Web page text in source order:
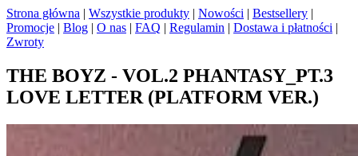
Strona główna | Wszystkie produkty | Nowości | Bestsellery |
Promocje | Blog | O nas | FAQ | Regulamin | Dostawa i płatności |
Zwroty
THE BOYZ - VOL.2 PHANTASY_PT.3
LOVE LETTER (PLATFORM VER.)